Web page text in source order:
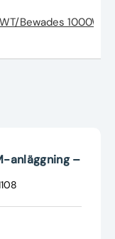
Bewades
anläggning –